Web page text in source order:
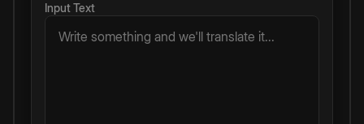
Input Text